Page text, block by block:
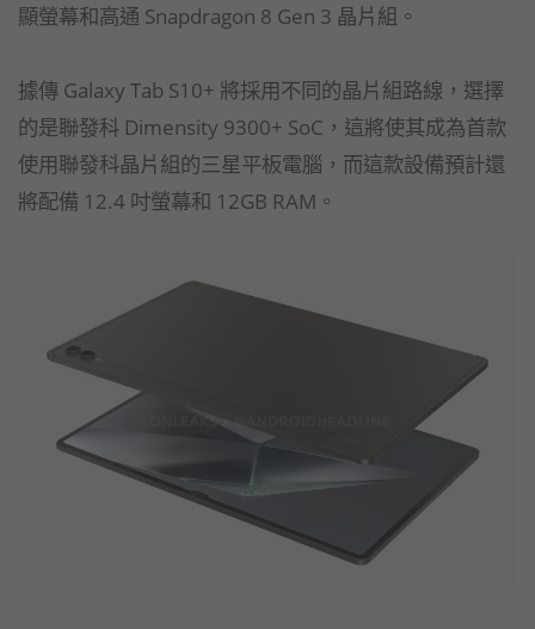
顯螢幕和高通 Snapdragon 8 Gen 3 晶片組。
據傳 Galaxy Tab S10+ 將採用不同的晶片組路線，選擇
的是聯發科 Dimensity 9300+ SoC，這將使其成為首款
使用聯發科晶片組的三星平板電腦，而這款設備預計還
將配備 12.4 吋螢幕和 12GB RAM。